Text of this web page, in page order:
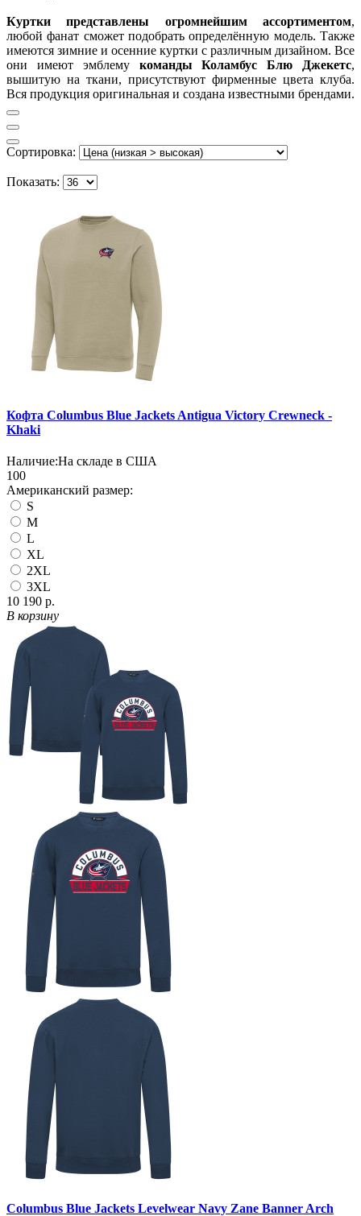
Куртки представлены огромнейшим ассортиментом,
любой фанат сможет подобрать определённую модель. Также
имеются зимние и осенние куртки с различным дизайном. Все
они имеют эмблему команды Коламбус Блю Джекетс,
вышитую на ткани, присутствуют фирменные цвета клуба.
Вся продукция оригинальная и создана известными брендами.
Сортировка:
Показать:
Кофта Columbus Blue Jackets Antigua Victory Crewneck -
Khaki
Наличие:На складе в США
100
Американский размер:
S
M
L
XL
2XL
3XL
10 190 р.
В корзину
Columbus Blue Jackets Levelwear Navy Zane Banner Arch